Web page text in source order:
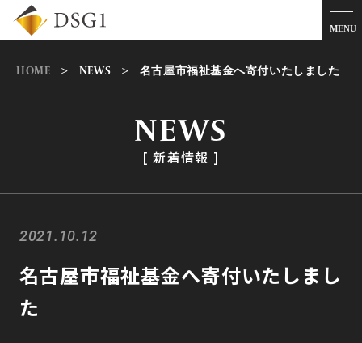
HOME > NEWS > 名古屋市福祉基金へ寄付いたしました
NEWS
[ 新着情報 ]
2021.10.12
名古屋市福祉基金へ寄付いたしまし
た